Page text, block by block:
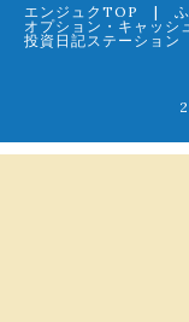
エンジュクTOP
|
オプション・キャッシ
投資日記ステーション